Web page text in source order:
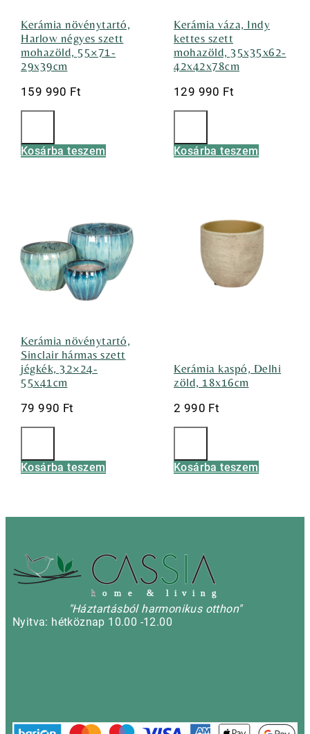
Kerámia növénytartó,
Harlow négyes szett
mohazöld, 55×71-
29x39cm
159 990 Ft
Kosárba teszem
Kerámia váza, Indy
kettes szett
mohazöld, 35x35x62-
42x42x78cm
129 990 Ft
Kosárba teszem
Kerámia növénytartó,
Sinclair hármas szett
jégkék, 32×24-
55x41cm
79 990 Ft
Kosárba teszem
Kerámia kaspó, Delhi
zöld, 18x16cm
2 990 Ft
Kosárba teszem
h o m e & l i v i n g
"Háztartásból harmonikus otthon"
Nyitva: hétköznap 10.00 -12.00